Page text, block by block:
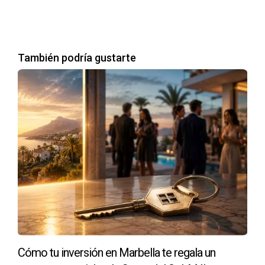
Conclusión
La Costa del Sol es más que un destino turístico; es una
tierra llena de oportunidades para aquellos que están
dispuestos a invertir en su futuro. Las historias de los Pérez,
Juan y los Gómez nos muestran que comprar obra nueva
puede ser una decisión estratégica y emocionalmente
gratificante. Si estás pensando en dar el paso hacia esta
aventura inmobiliaria, recuerda que cada ladrillo cuenta una
historia y cada propiedad tiene el potencial de transformar
vidas. Te invito a dar ese primer paso hacia tu sueño
quien está aquí para guiarte en cada etapa del proceso.
También podría gustarte
Cómo tu inversión en Marbella te regala un